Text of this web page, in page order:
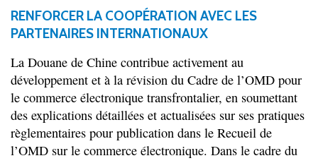
RENFORCER LA COOPÉRATION AVEC LES
PARTENAIRES INTERNATIONAUX
La Douane de Chine contribue activement au
développement et à la révision du Cadre de l’OMD pour
le commerce électronique transfrontalier, en soumettant
des explications détaillées et actualisées sur ses pratiques
règlementaires pour publication dans le Recueil de
l’OMD sur le commerce électronique. Dans le cadre du